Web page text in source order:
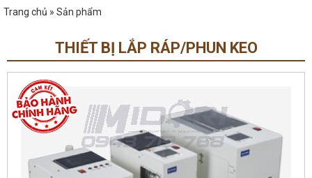
Trang chủ » Sản phẩm
THIẾT BỊ LẮP RÁP/PHUN KEO